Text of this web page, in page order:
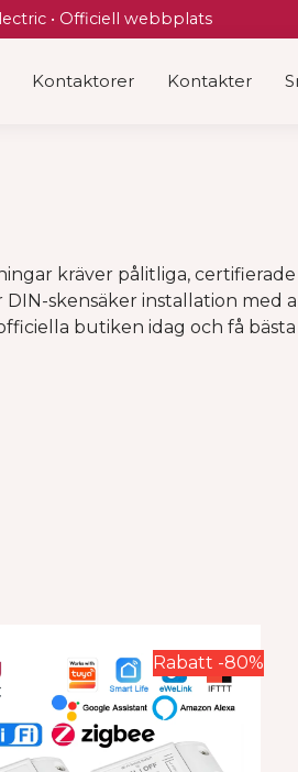
• Officiell webbplats
Kontaktorer Kontakter
kräver pålitliga,
skensäker installation med
butiken idag och få
Rabatt -80%